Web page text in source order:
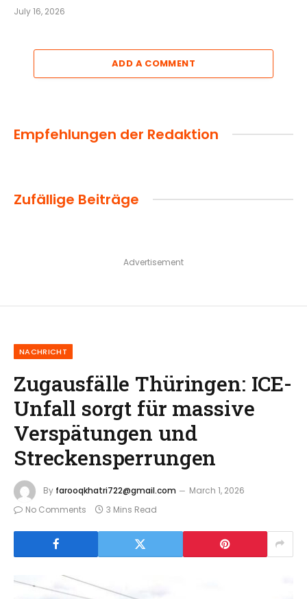
July 16, 2026
ADD A COMMENT
Empfehlungen der Redaktion
Zufällige Beiträge
Advertisement
NACHRICHT
Zugausfälle Thüringen: ICE-
Unfall sorgt für massive
Verspätungen und
Streckensperrungen
By farooqkhatri722@gmail.com
March 1, 2026
No Comments
3 Mins Read